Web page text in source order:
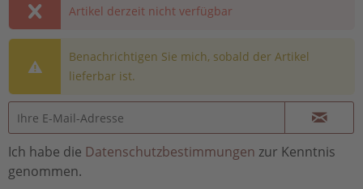
Artikel derzeit nicht verfügbar
Benachrichtigen Sie mich, sobald der Artikel
lieferbar ist.
Ich habe die Datenschutzbestimmungen zur Kenntnis
genommen.